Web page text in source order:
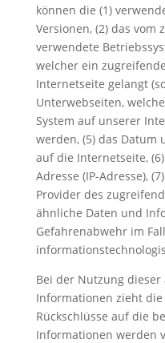
können die (1)
Versionen, (2) das vom
verwendete
welcher ein
Internetseite gelangt
Unterwebseiten,
System auf unserer
werden, (5) das Datum
auf die Internetseite,
Adresse (IP-Adresse),
Provider des
ähnliche Daten und
Gefahrenabwehr im
Bei der Nutzung
Informationen zieht
Rückschlüsse auf die
Informationen werden